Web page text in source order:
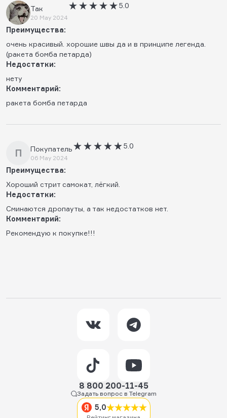
Так
20 May 2024
5.0
Преимущества:
очень красивый. хорошие швы да и в принципе легенда.
(ракета бомба петарда)
Недостатки:
нету
Комментарий:
ракета бомба петарда
П Покупатель
06 May 2024
5.0
Преимущества:
Хороший стрит самокат, лëгкий.
Недостатки:
Сминаются дропауты, а так недостатков нет.
Комментарий:
Рекомендую к покупке!!!
8 800 200-11-45
Задать вопрос в Telegram
5,0